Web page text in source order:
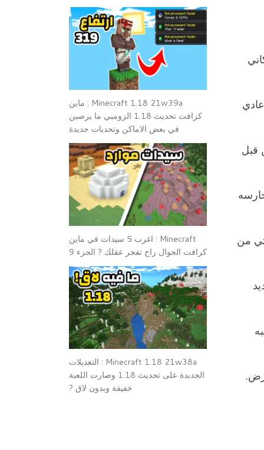
ودفعت 64 حبه خشب عادي
قبل
من
Minecraft 1.18 21w39a : ماين
كرافت تحديث 1.18 الزومبي ما يرصبن
في بعض الاماكن وتحديات جديدة
Minecraft : اغرب 5 سيدات في ماين
كرافت الجوال راح تفجر عقلك ? الجزء 9
Minecraft 1.18 21w38a : التعديلات
الجدبدة على تحديث 1.18 وصارت اللعبة
خفيفة وبدون لاق ?